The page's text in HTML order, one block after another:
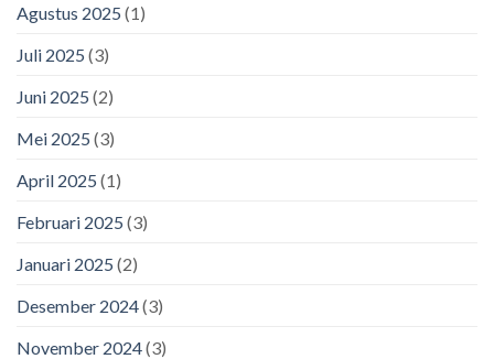
Agustus 2025 (1)
Juli 2025 (3)
Juni 2025 (2)
Mei 2025 (3)
April 2025 (1)
Februari 2025 (3)
Januari 2025 (2)
Desember 2024(3)
November 2024(3)